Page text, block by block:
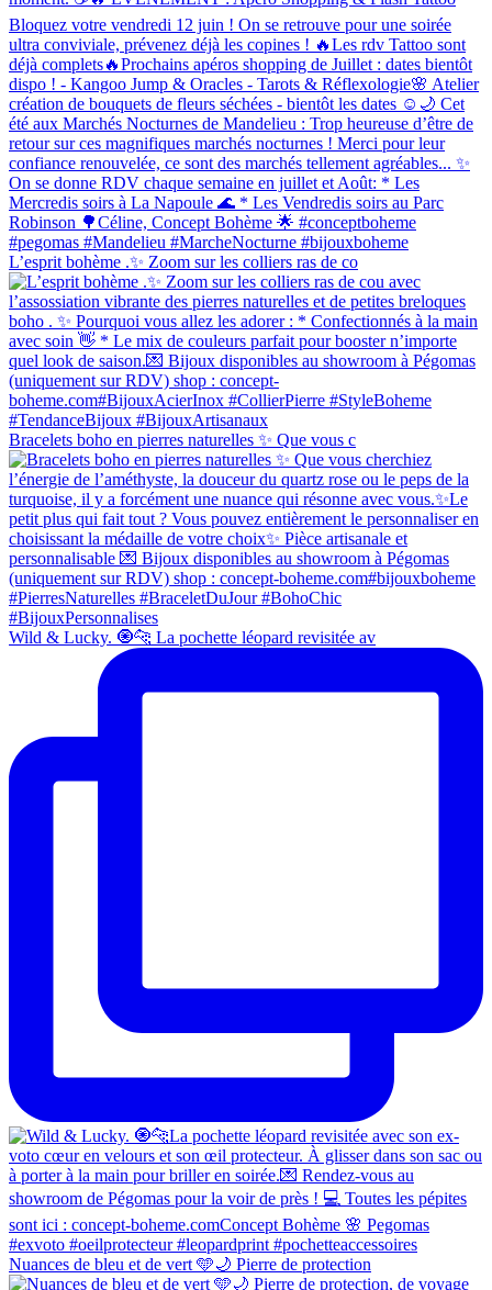
L’esprit bohème .✨ Zoom sur les colliers ras de co
Bracelets boho en pierres naturelles ✨ Que vous c
Wild & Lucky. 🧿🐆 La pochette léopard revisitée av
Nuances de bleu et de vert 🩵🌙 Pierre de protection